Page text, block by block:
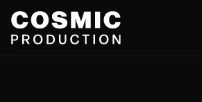
Preskoči na sadržaj